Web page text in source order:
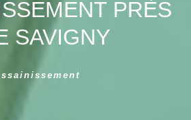
PRÈS
SAVIGNY